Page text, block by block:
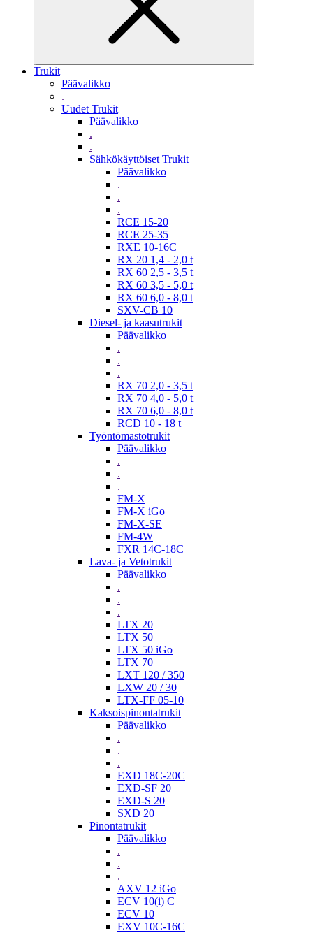
Trukit
Päävalikko
.
Uudet Trukit
Päävalikko
.
.
Sähkökäyttöiset Trukit
Päävalikko
.
.
.
RCE 15-20
RCE 25-35
RXE 10-16C
RX 20 1,4 - 2,0 t
RX 60 2,5 - 3,5 t
RX 60 3,5 - 5,0 t
RX 60 6,0 - 8,0 t
SXV-CB 10
Diesel- ja kaasutrukit
Päävalikko
.
.
.
RX 70 2,0 - 3,5 t
RX 70 4,0 - 5,0 t
RX 70 6,0 - 8,0 t
RCD 10 - 18 t
Työntömastotrukit
Päävalikko
.
.
.
FM-X
FM-X iGo
FM-X-SE
FM-4W
FXR 14C-18C
Lava- ja Vetotrukit
Päävalikko
.
.
.
LTX 20
LTX 50
LTX 50 iGo
LTX 70
LXT 120 / 350
LXW 20 / 30
LTX-FF 05-10
Kaksoispinontatrukit
Päävalikko
.
.
.
EXD 18C-20C
EXD-SF 20
EXD-S 20
SXD 20
Pinontatrukit
Päävalikko
.
.
.
AXV 12 iGo
ECV 10(i) C
ECV 10
EXV 10C-16C